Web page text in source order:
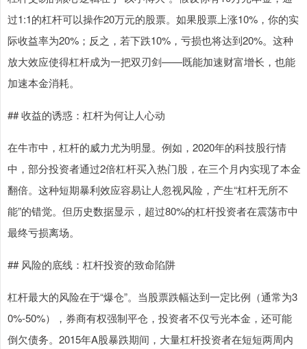
过1:1的杠杆可以操作20万元的股票。如果股票上涨10%，你的实
际收益率为20%；反之，若下跌10%，亏损也将达到20%。这种
放大效应使得杠杆成为一把双刃剑——既能加速财富增长，也能
加速本金消耗。
## 收益的诱惑：杠杆为何让人心动
在牛市中，杠杆的威力尤为明显。例如，2020年的科技股行情
中，部分投资者通过2倍杠杆买入热门股，在三个月内实现了本金
翻倍。这种短期暴利效应容易让人忽视风险，产生“杠杆无所不
能”的错觉。但历史数据显示，超过80%的杠杆投资者在震荡市中
最终亏损离场。
## 风险的底线：杠杆投资的致命陷阱
杠杆最大的风险在于“爆仓”。当股票跌幅达到一定比例（通常为3
0%-50%），券商有权强制平仓，投资者不仅亏光本金，还可能
倒欠债务。2015年A股暴跌期间，大量杠杆投资者在短短两周内